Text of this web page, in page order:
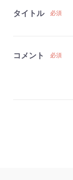
タイトル 必須
コメント 必須